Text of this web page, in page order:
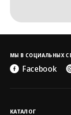
МЫ В СОЦИАЛЬНЫХ
Facebook
КАТАЛОГ